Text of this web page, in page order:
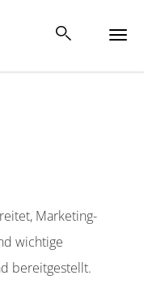
Marketing-
wichtige
bereitgestellt.